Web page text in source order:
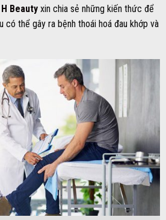
H Beauty xin chia sẻ những kiến thức để
có thể gây ra bệnh thoái hoá đau khớp và